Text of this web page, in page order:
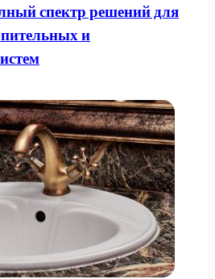
спектр решений для
и